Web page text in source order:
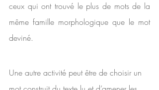
ceux qui ont trouvé le plus de mots de la
même famille morphologique que le mot
deviné.
Une autre activité peut être de choisir un